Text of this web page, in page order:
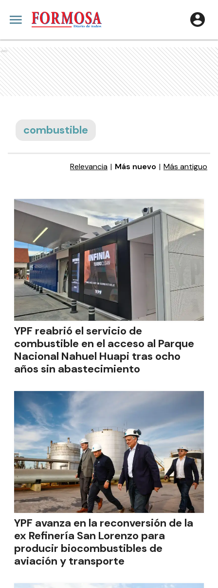
Ads
combustible
Relevancia | Más nuevo | Más antiguo
YPF reabrió el servicio de
combustible en el acceso al Parque
Nacional Nahuel Huapi tras ocho
años sin abastecimiento
YPF avanza en la reconversión de la
ex Refinería San Lorenzo para
producir biocombustibles de
aviación y transporte